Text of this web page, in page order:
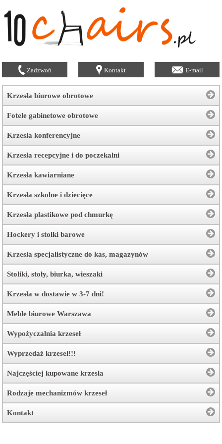
Zadzwoń Kontakt E-mail
Krzesła biurowe obrotowe
Fotele gabinetowe obrotowe
Krzesła konferencyjne
Krzesła recepcyjne i do poczekalni
Krzesła kawiarniane
Krzesła szkolne i dziecięce
Krzesła plastikowe pod chmurkę
Hockery i stołki barowe
Krzesła specjalistyczne do kas, magazynów
Stoliki, stoły, biurka, wieszaki
Krzesła w dostawie w 3-7 dni!
Meble biurowe Warszawa
Wypożyczalnia krzeseł
Wyprzedaż krzeseł!!!
Najczęściej kupowane krzesła
Rodzaje mechanizmów krzeseł
Kontakt